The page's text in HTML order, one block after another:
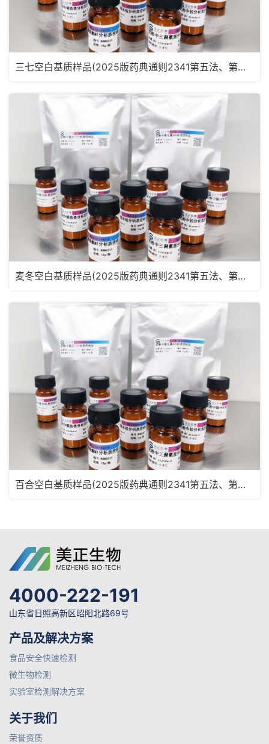
三七空白基质样品(2025版药典通则2341第五法、第六法)MRM2182
麦冬空白基质样品(2025版药典通则2341第五法、第六法)MRM2181
百合空白基质样品(2025版药典通则2341第五法、第六法)MRM2180
4000-222-191
山东省日照高新区昭阳北路69号
产品及解决方案
食品安全快速检测
微生物检测
实验室检测解决方案
关于我们
荣誉资质